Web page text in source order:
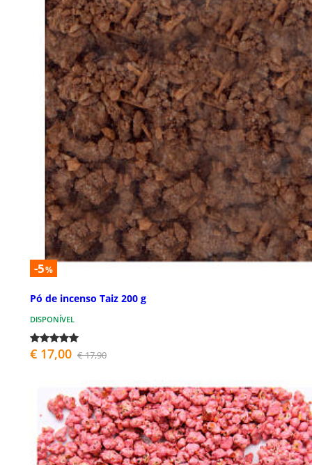
-5%
Pó de incenso Taiz 200 g
DISPONÍVEL
€ 17,00 € 17,90